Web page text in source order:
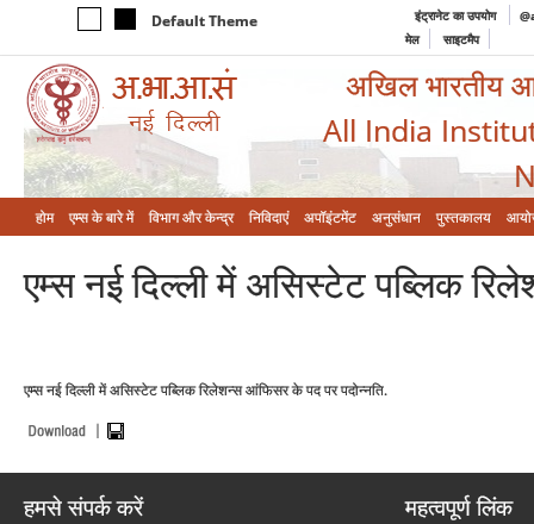
Default Theme इंट्रानेट का उपयोग
मेल
साइटमैप
अखिल भारतीय
All India
होम एम्‍स के बारे में विभाग और केन्‍द्र निविदाएं अपॉइंटमेंट अनुसंधान पुस्तकालय
एम्स नई दिल्ली में असिस्टेट पब्लिक
एम्स नई दिल्ली में असिस्टेट पब्लिक रिलेशन्स आंफिसर के पद पर पदोन्नति.
हमसे संपर्क करें महत्वपूर्ण लिंक